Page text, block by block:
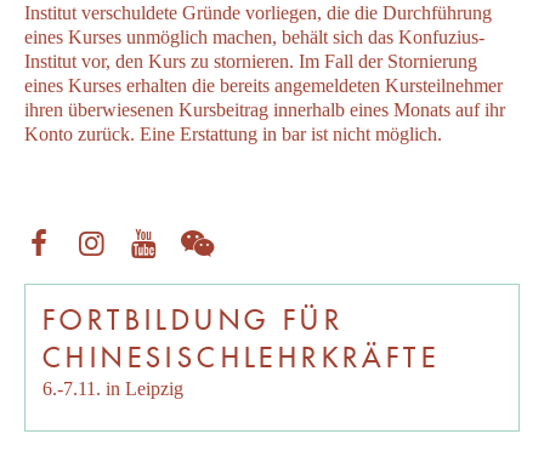
Institut verschuldete Gründe vorliegen, die die Durchführung
eines Kurses unmöglich machen, behält sich das Konfuzius-
Institut vor, den Kurs zu stornieren. Im Fall der Stornierung
eines Kurses erhalten die bereits angemeldeten Kursteilnehmer
ihren überwiesenen Kursbeitrag innerhalb eines Monats auf ihr
Konto zurück. Eine Erstattung in bar ist nicht möglich.
FORTBILDUNG FÜR
CHINESISCHLEHRKRÄFTE
6.-7.11. in Leipzig